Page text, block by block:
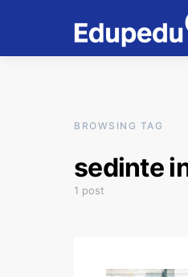
BROWSING TAG
sedinte
1 post